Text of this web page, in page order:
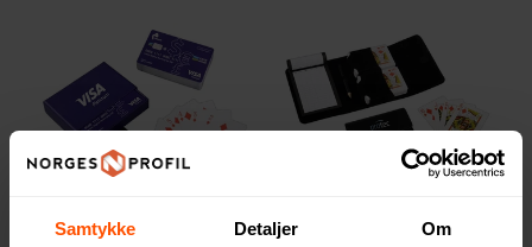
Samtykke Detaljer Om